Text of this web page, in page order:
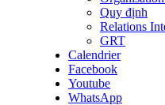
Quy định
Relations
GRT
Calendrier
Facebook
Youtube
WhatsApp